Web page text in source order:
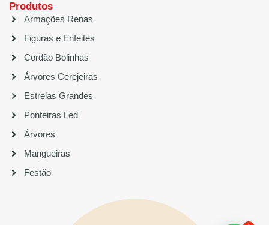
Produtos
Armações Renas
Figuras e Enfeites
Cordão Bolinhas
Árvores Cerejeiras
Estrelas Grandes
Ponteiras Led
Árvores
Mangueiras
Festão